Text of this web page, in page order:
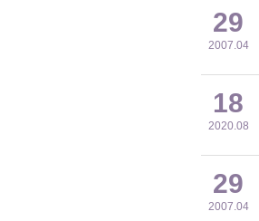
29
2007.04
18
2020.08
29
2007.04